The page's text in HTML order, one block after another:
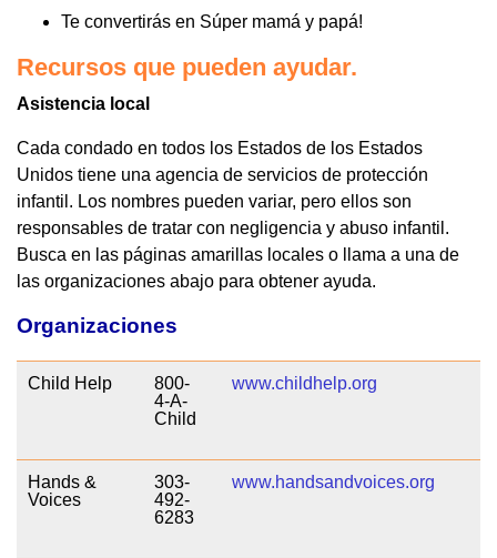
Te convertirás en Súper mamá y papá!
Recursos que pueden ayudar.
Asistencia local
Cada condado en todos los Estados de los Estados
Unidos tiene una agencia de servicios de protección
infantil. Los nombres pueden variar, pero ellos son
responsables de tratar con negligencia y abuso infantil.
Busca en las páginas amarillas locales o llama a una de
las organizaciones abajo para obtener ayuda.
Organizaciones
Child Help
800-
4-A-
Child
www.childhelp.org
Hands &
Voices
303-
492-
6283
www.handsandvoices.org